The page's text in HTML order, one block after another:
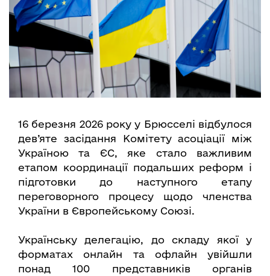
16 березня 2026 року у Брюсселі відбулося
дев’яте засідання Комітету асоціації між
Україною та ЄС, яке стало важливим
етапом координації подальших реформ і
підготовки до наступного етапу
переговорного процесу щодо членства
України в Європейському Союзі.
Українську делегацію, до складу якої у
форматах онлайн та офлайн увійшли
понад 100 представників органів